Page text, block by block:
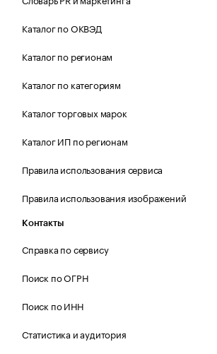
Каталог по ОКВЭД
Каталог по регионам
Каталог по категориям
Каталог торговых марок
Каталог ИП по регионам
Правила использования сервиса
Правила использования изображений
Контакты
Справка по сервису
Поиск по ОГРН
Поиск по ИНН
Статистика и аудитория